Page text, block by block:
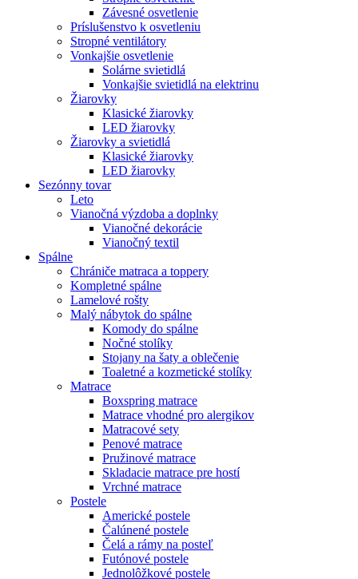
Závesné osvetlenie
Príslušenstvo k osvetleniu
Stropné ventilátory
Vonkajšie osvetlenie
Solárne svietidlá
Vonkajšie svietidlá na elektrinu
Žiarovky
Klasické žiarovky
LED žiarovky
Žiarovky a svietidlá
Klasické žiarovky
LED žiarovky
Sezónny tovar
Leto
Vianočná výzdoba a doplnky
Vianočné dekorácie
Vianočný textil
Spálne
Chrániče matraca a toppery
Kompletné spálne
Lamelové rošty
Malý nábytok do spálne
Komody do spálne
Nočné stolíky
Stojany na šaty a oblečenie
Toaletné a kozmetické stolíky
Matrace
Boxspring matrace
Matrace vhodné pro alergikov
Matracové sety
Penové matrace
Pružinové matrace
Skladacie matrace pre hostí
Vrchné matrace
Postele
Americké postele
Čalúnené postele
Čelá a rámy na posteľ
Futónové postele
Jednolôžkové postele